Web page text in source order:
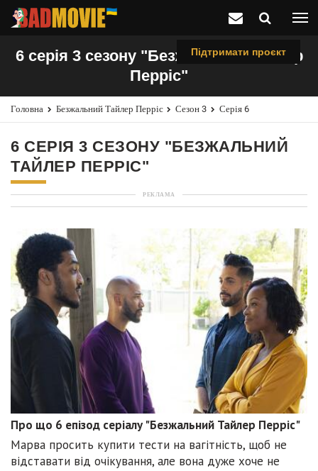
Підтримати проєкт
6 серія 3 сезону "Безжальний Тайлер
Перріс"
Головна Безжальний Тайлер Перріс Сезон 3 Серія 6
6 СЕРІЯ 3 СЕЗОНУ "БЕЗЖАЛЬНИЙ
ТАЙЛЕР ПЕРРІС"
РЕКЛАМА
Про що 6 епізод серіалу "Безжальний Тайлер Перріс"
Марва просить купити тести на вагітність, щоб не
відставати від очікування, але вона дуже хоче не